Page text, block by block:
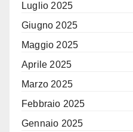
Luglio 2025
Giugno 2025
Maggio 2025
Aprile 2025
Marzo 2025
Febbraio 2025
Gennaio 2025